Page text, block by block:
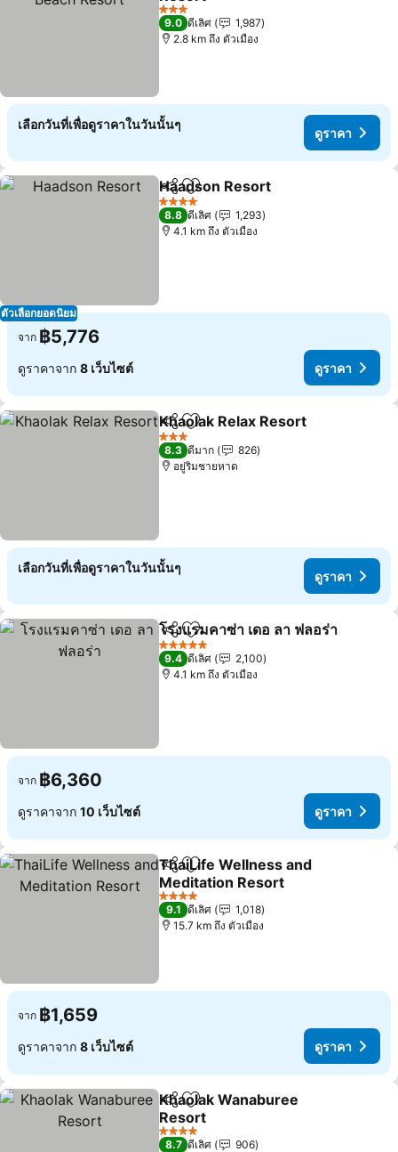
ดูราคา
3 ดาว
9.0 ดีเลิศ
1,987
2.8 km ถึง ตัวเมือง
เลือกวันที่เพื่อดูราคาในวันนั้นๆ
ดูราคา
ตัวเลือกยอดนิยม
แชร์ เพิ่มในรายการโปรด
Haadson Resort
4 ดาว
8.8 ดีเลิศ
1,293
4.1 km ถึง ตัวเมือง
จาก ฿5,776
ดูราคาจาก 8 เว็บไซต์ ดูราคา
แชร์ เพิ่มในรายการโปรด
Khaolak Relax Resort
3 ดาว
8.3 ดีมาก
826
อยู่ริมชายหาด
เลือกวันที่เพื่อดูราคาในวันนั้นๆ
ดูราคา
แชร์ เพิ่มในรายการโปรด
โรงแรมคาซ่า เดอ ลา ฟลอร่า
5 ดาว
9.4 ดีเลิศ
2,100
4.1 km ถึง ตัวเมือง
จาก ฿6,360
ดูราคาจาก 10 เว็บไซต์ ดูราคา
แชร์ เพิ่มในรายการโปรด
ThaiLife Wellness and
Meditation Resort
ดูราคา
4 ดาว
9.1 ดีเลิศ
1,018
15.7 km ถึง ตัวเมือง
จาก ฿1,659
ดูราคาจาก 8 เว็บไซต์ ดูราคา
แชร์ เพิ่มในรายการโปรด
Khaolak Wanaburee
Resort
ดูราคา
4 ดาว
8.7 ดีเลิศ
906